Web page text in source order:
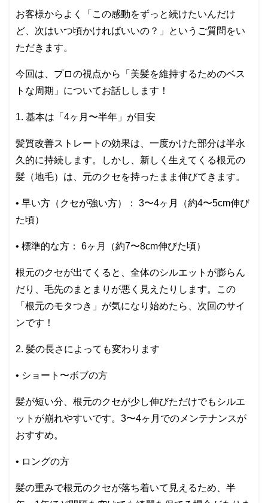
お客様からよく「この感動をずっと続けたいんだけ
ど、次はいつ頃かければいいの？」というご質問をい
ただきます。
今回は、プロの視点から「美髪を維持するためのベス
トな周期」についてお話しします！
1. 基本は「4ヶ月〜半年」が目安
髪質改善ストレートの効果は、一度かけた部分は半永
久的に持続します。しかし、新しく生えてくる根元の
髪（地毛）は、元のクセを持ったまま伸びてきます。
• 早い方（クセが強い方）： 3〜4ヶ月（約4〜5cm伸び
た頃）
• 標準的な方： 6ヶ月（約7〜8cm伸びた頃）
根元のクセが出てくると、全体のシルエットが膨らん
だり、毛先のまとまりが悪く見えたりします。この
「根元のモタつき」が気になり始めたら、次回のサイ
ンです！
2. 髪の長さによっても変わります
• ショート〜ボブの方
髪が短い分、根元のクセが少し伸びただけでもシルエ
ットが崩れやすいです。3〜4ヶ月でのメンテナンスが
おすすめ。
• ロングの方
髪の重みで根元のクセが落ち着いて見えるため、半